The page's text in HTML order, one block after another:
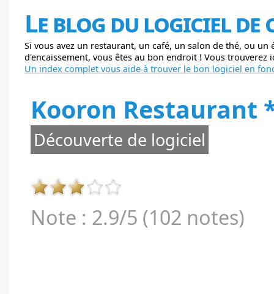
Le blog du logiciel de
Si vous avez un restaurant, un café, un salon de thé, ou
d'encaissement, vous êtes au bon endroit ! Vous
Un index complet vous aide à trouver le bon logiciel en
Kooron Restaurant
Découverte de logiciel
Note : 2.9/5 (102 notes)